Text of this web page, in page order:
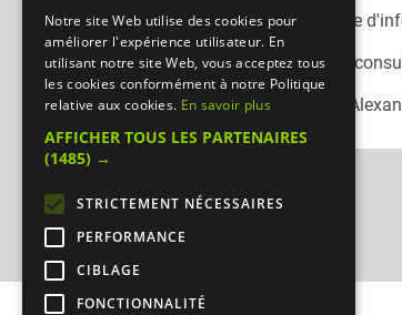
Désolé, nous n'avons pas encore
Pour consulter un autre traiteur
Vous pouvez joindre le traiteur
Notre site Web utilise des cookies pour
améliorer l'expérience utilisateur. En
utilisant notre site Web, vous acceptez tous
les cookies conformément à notre Politique
relative aux cookies. En savoir plus
AFFICHER TOUS LES PARTENAIRES
(1485) →
STRICTEMENT NÉCESSAIRES
PERFORMANCE
CIBLAGE
FONCTIONNALITÉ